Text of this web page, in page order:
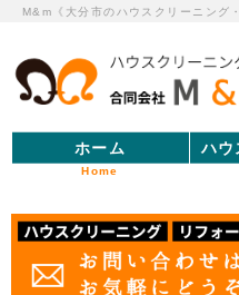
M&m《大分市のハウスクリーニング
ホーム
Home
ハウ